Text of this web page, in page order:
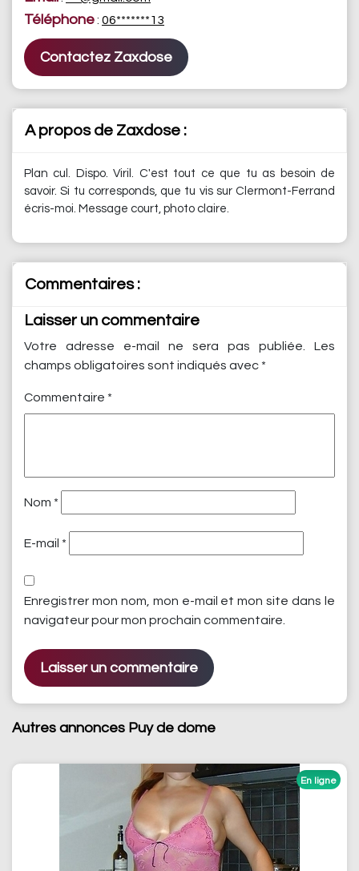
Téléphone: 06*******13
Contactez Zaxdose
A propos de Zaxdose :
Plan cul. Dispo. Viril. C'est tout ce que tu as besoin de
savoir. Si tu corresponds, que tu vis sur Clermont-Ferrand
écris-moi. Message court, photo claire.
Commentaires :
Laisser un commentaire
Votre adresse e-mail ne sera pas publiée.
Les
champs obligatoires sont indiqués avec *
Commentaire *
Nom *
E-mail *
Enregistrer mon nom, mon e-mail et mon site dans le
navigateur pour mon prochain commentaire.
Autres annonces Puy de dome